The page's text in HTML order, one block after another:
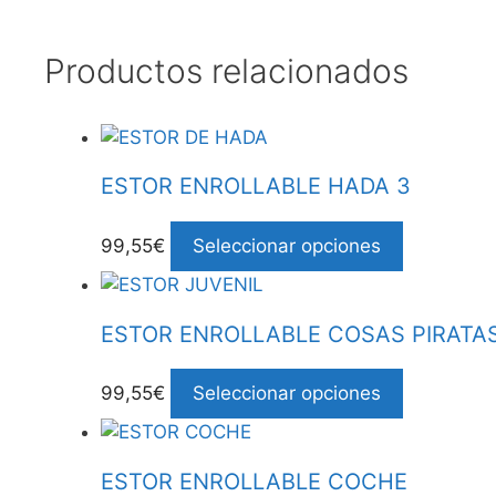
Productos relacionados
ESTOR ENROLLABLE HADA 3
99,55€ Seleccionar opciones
ESTOR ENROLLABLE COSAS
99,55€ Seleccionar opciones
ESTOR ENROLLABLE COCHE